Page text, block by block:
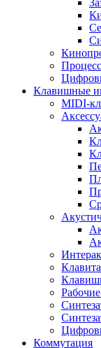
Клавишные
MIDI-
Коммутация